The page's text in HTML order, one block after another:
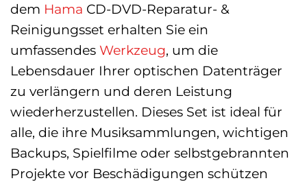
dem Hama CD-DVD-Reparatur- &
Reinigungsset erhalten Sie ein
umfassendes Werkzeug, um die
Lebensdauer Ihrer optischen Datenträger
zu verlängern und deren Leistung
wiederherzustellen. Dieses Set ist ideal für
alle, die ihre Musiksammlungen, wichtigen
Backups, Spielfilme oder selbstgebrannten
Projekte vor Beschädigungen schützen